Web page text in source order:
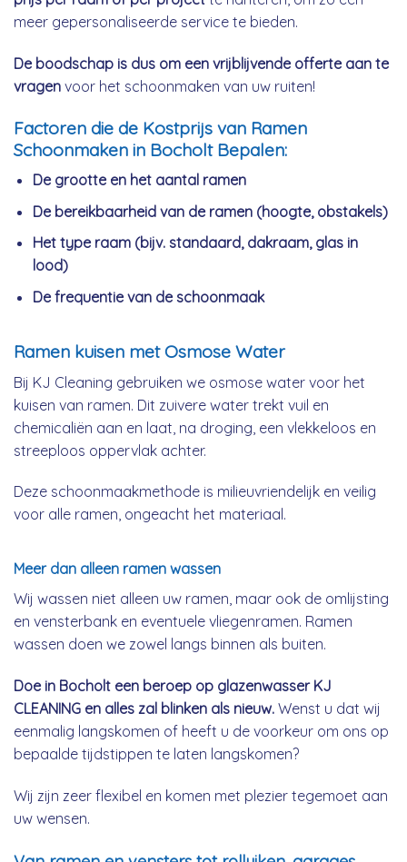
meer gepersonaliseerde service te bieden.
De boodschap is dus om een vrijblijvende offerte aan te
vragen voor het schoonmaken van uw ruiten!
Factoren die de Kostprijs van Ramen
Schoonmaken in Bocholt Bepalen:
De grootte en het aantal ramen
De bereikbaarheid van de ramen (hoogte, obstakels)
Het type raam (bijv. standaard, dakraam, glas in
lood)
De frequentie van de schoonmaak
Ramen kuisen met Osmose Water
Bij KJ Cleaning gebruiken we osmose water voor het
kuisen van ramen. Dit zuivere water trekt vuil en
chemicaliën aan en laat, na droging, een vlekkeloos en
streeploos oppervlak achter.
Deze schoonmaakmethode is milieuvriendelijk en veilig
voor alle ramen, ongeacht het materiaal.
Meer dan alleen ramen wassen
Wij wassen niet alleen uw ramen, maar ook de omlijsting
en vensterbank en eventuele vliegenramen. Ramen
wassen doen we zowel langs binnen als buiten.
Doe in Bocholt een beroep op glazenwasser KJ
CLEANING en alles zal blinken als nieuw. Wenst u dat wij
eenmalig langskomen of heeft u de voorkeur om ons op
bepaalde tijdstippen te laten langskomen?
Wij zijn zeer flexibel en komen met plezier tegemoet aan
uw wensen.